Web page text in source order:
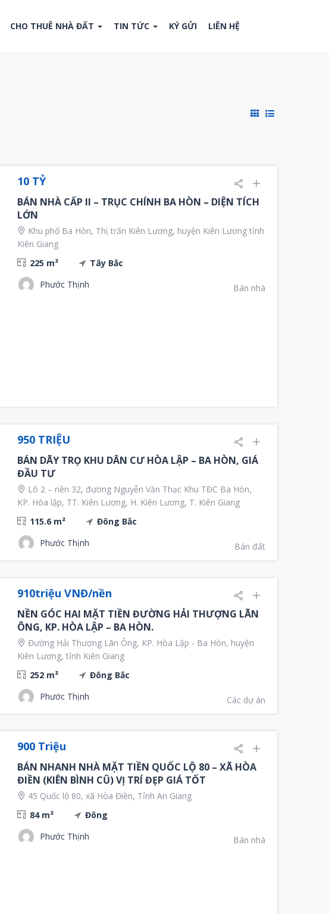
CHO THUÊ NHÀ ĐẤT TIN TỨC KÝ GỬI LIÊN HỆ
10 TỶ
BÁN NHÀ CẤP II – TRỤC CHÍNH BA HÒN – DIỆN TÍCH
LỚN
Khu phố Ba Hòn, Thị trấn Kiên Lương, huyện Kiên Lương tỉnh
Kiên Giang
225 m²
Tây Bắc
Phước Thịnh
Bán nhà
950 TRIỆU
BÁN DÃY TRỌ KHU DÂN CƯ HÒA LẬP – BA HÒN, GIÁ
ĐẦU TƯ
Lô 2 – nền 32, đường Nguyễn Văn Thạc Khu TĐC Ba Hòn,
KP. Hòa lập, TT. Kiên Lương, H. Kiên Lương, T. Kiên Giang
115.6 m²
Đông Bắc
Phước Thịnh
Bán đất
910triệu VNĐ/nền
NỀN GÓC HAI MẶT TIỀN ĐƯỜNG HẢI THƯỢNG LÃN
ÔNG, KP. HÒA LẬP – BA HÒN.
Đường Hải Thượng Lãn Ông, KP. Hòa Lập - Ba Hòn, huyện
Kiên Lương, tỉnh Kiên Giang
252 m²
Đông Bắc
Phước Thịnh
Các dự án
900 Triệu
BÁN NHANH NHÀ MẶT TIỀN QUỐC LỘ 80 – XÃ HÒA
ĐIỀN (KIÊN BÌNH CŨ) VỊ TRÍ ĐẸP GIÁ TỐT
45 Quốc lộ 80, xã Hòa Điền, Tỉnh An Giang
84 m²
Đông
Phước Thịnh
Bán nhà